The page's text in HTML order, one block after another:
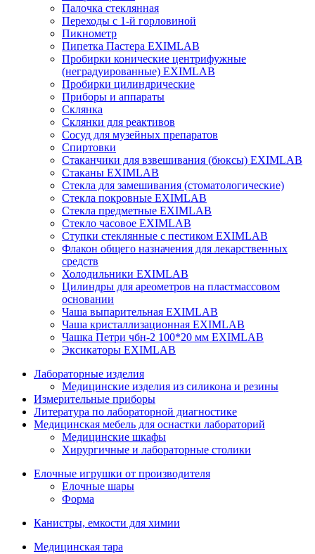
Палочка стеклянная
Переходы с 1-й горловиной
Пикнометр
Пипетка Пастера EXIMLAB
Пробирки конические центрифужные
(неградуированные) EXIMLAB
Пробирки цилиндрические
Приборы и аппараты
Склянка
Склянки для реактивов
Сосуд для музейных препаратов
Спиртовки
Стаканчики для взвешивания (бюксы) EXIMLAB
Стаканы EXIMLAB
Стекла для замешивания (стоматологические)
Стекла покровные EXIMLAB
Стекла предметные EXIMLAB
Стекло часовое EXIMLAB
Ступки стеклянные с пестиком EXIMLAB
Флакон общего назначения для лекарственных
средств
Холодильники EXIMLAB
Цилиндры для ареометров на пластмассовом
основании
Чаша выпарительная EXIMLAB
Чаша кристаллизационная EXIMLAB
Чашка Петри чбн-2 100*20 мм EXIMLAB
Эксикаторы EXIMLAB
Лабораторные изделия
Медицинские изделия из силикона и резины
Измерительные приборы
Литература по лабораторной диагностике
Медицинская мебель для оснастки лабораторий
Медицинские шкафы
Хирургичные и лабораторные столики
Елочные игрушки от производителя
Елочные шары
Форма
Канистры, емкости для химии
Медицинская тара